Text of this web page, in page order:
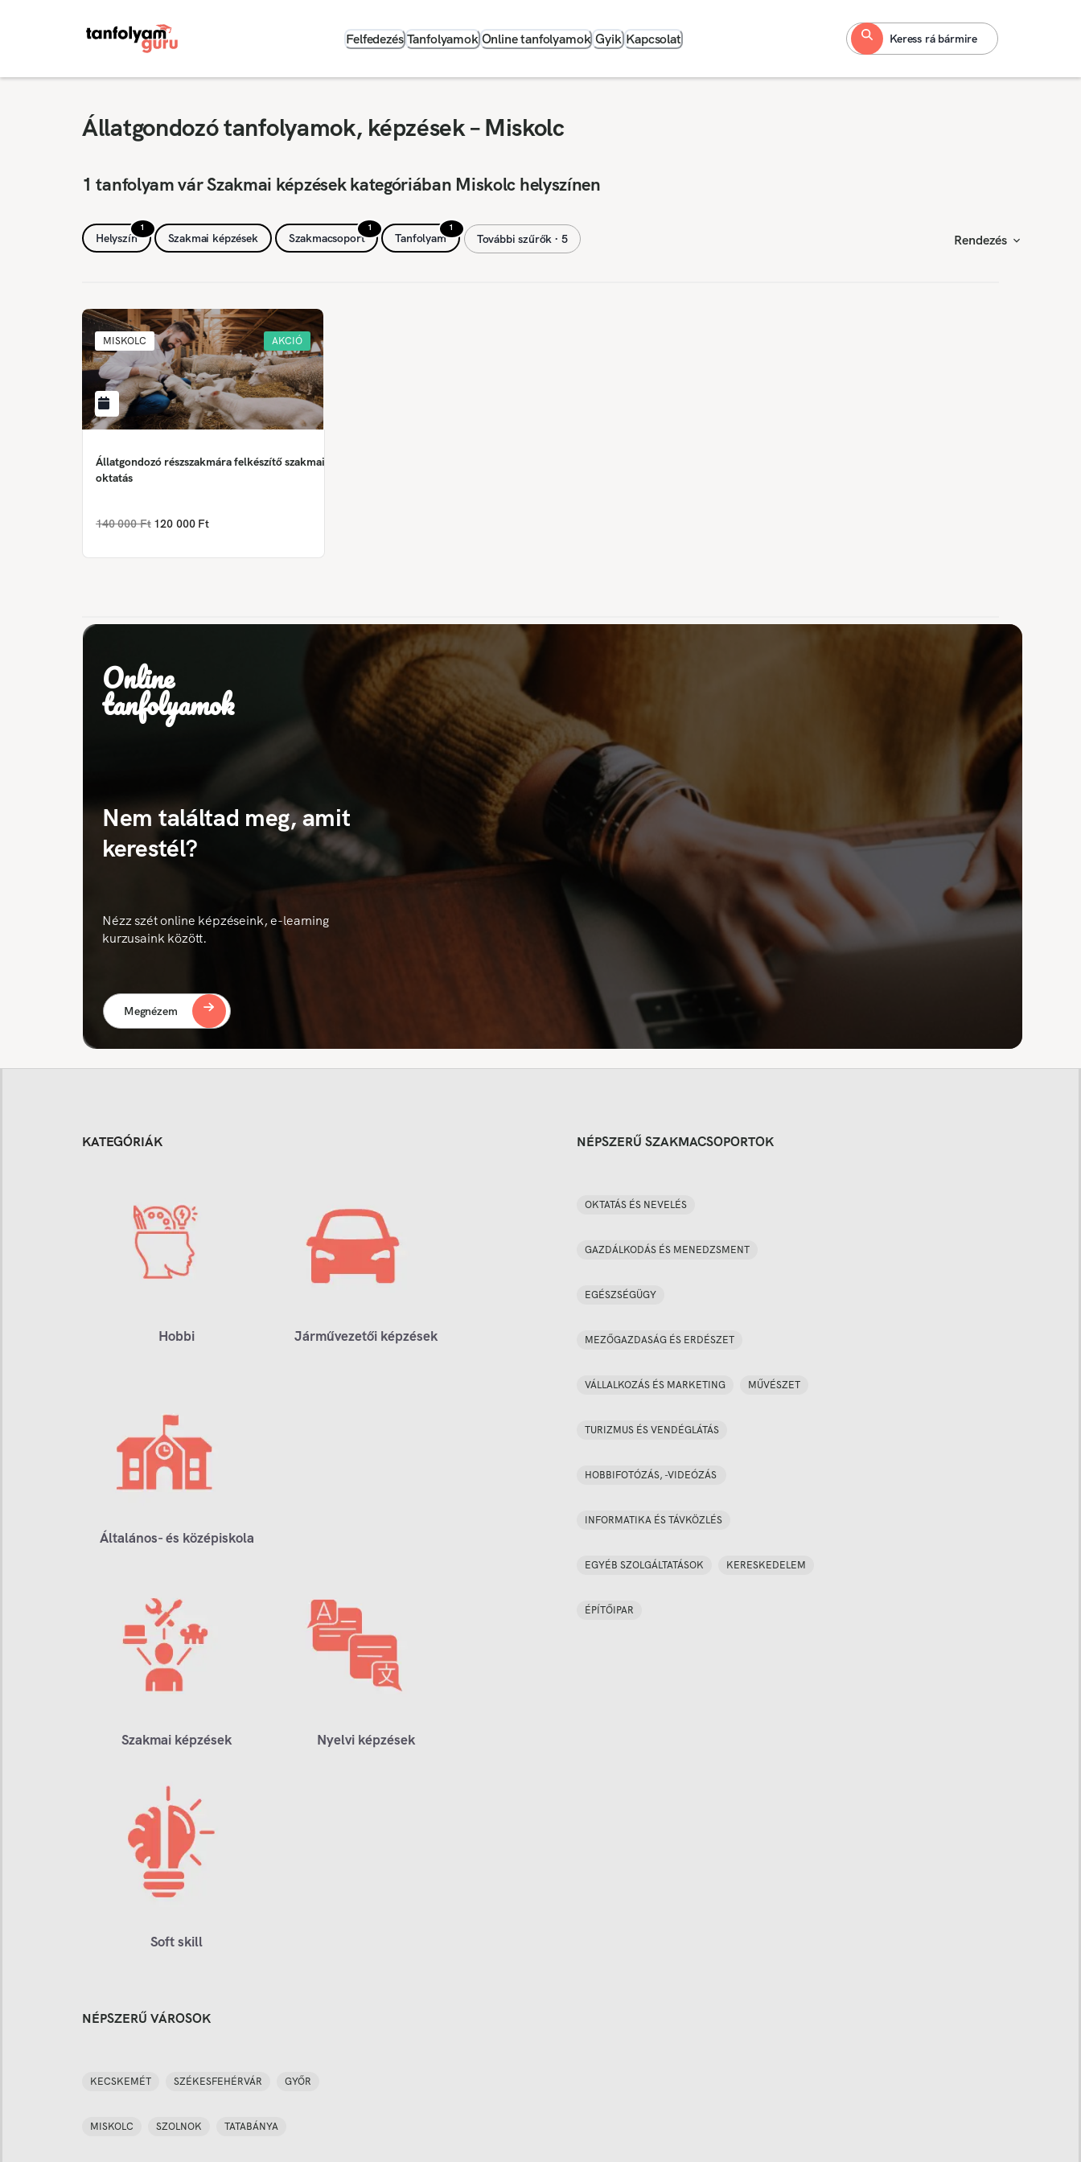
Felfedezés Tanfolyamok Online tanfolyamok Gyik Kapcsolat Keress rá bármire
Állatgondozó tanfolyamok, képzések – Miskolc
1 tanfolyam vár Szakmai képzések kategóriában Miskolc helyszínen
1
Helyszín Szakmai képzések
1
Szakmacsoport
1
Tanfolyam További szűrők ∙ 5 Rendezés
MISKOLC AKCIÓ
Állatgondozó részszakmára felkészítő szakmai
oktatás
140 000 Ft 120 000 Ft
Online
tanfolyamok
Nem találtad meg, amit
kerestél?
Nézz szét online képzéseink, e-learning
kurzusaink között.
Megnézem
KATEGÓRIÁK
Hobbi Járművezetői képzések
Általános- és középiskola
Szakmai képzések Nyelvi képzések
Soft skill
NÉPSZERŰ SZAKMACSOPORTOK
OKTATÁS ÉS NEVELÉS
GAZDÁLKODÁS ÉS MENEDZSMENT
EGÉSZSÉGÜGY
MEZŐGAZDASÁG ÉS ERDÉSZET
VÁLLALKOZÁS ÉS MARKETING MŰVÉSZET
TURIZMUS ÉS VENDÉGLÁTÁS
HOBBIFOTÓZÁS, -VIDEÓZÁS
INFORMATIKA ÉS TÁVKÖZLÉS
EGYÉB SZOLGÁLTATÁSOK KERESKEDELEM
ÉPÍTŐIPAR
NÉPSZERŰ VÁROSOK
KECSKEMÉT SZÉKESFEHÉRVÁR GYŐR
MISKOLC SZOLNOK TATABÁNYA